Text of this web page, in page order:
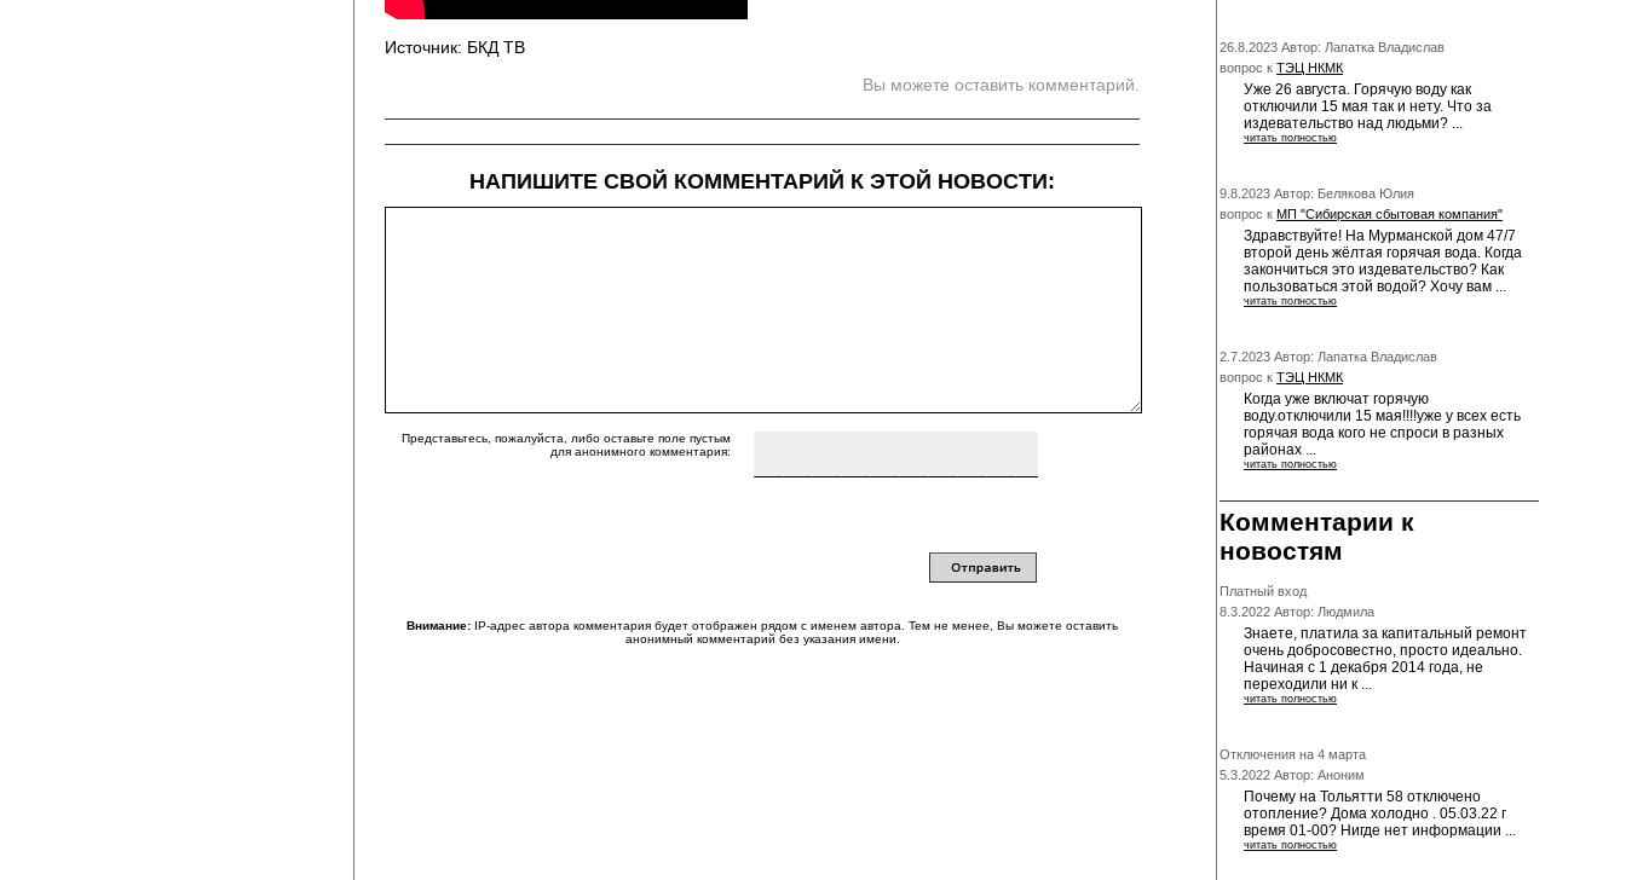
Источник: БКД ТВ
Вы можете оставить комментарий.
НАПИШИТЕ СВОЙ КОММЕНТАРИЙ К ЭТОЙ НОВОСТИ:
Представьтесь, пожалуйста, либо оставьте поле пустым
для анонимного комментария:
Внимание: IP-адрес автора комментария будет отображен рядом с именем автора. Тем не менее, Вы можете оставить
анонимный комментарий без указания имени.
26.8.2023 Автор: Лапатка Владислав
вопрос к ТЭЦ НКМК
Уже 26 августа. Горячую воду как
отключили 15 мая так и нету. Что за
издевательство над людьми? ...
читать полностью
9.8.2023 Автор: Белякова Юлия
вопрос к МП "Сибирская сбытовая компания"
Здравствуйте! На Мурманской дом 47/7
второй день жёлтая горячая вода. Когда
закончиться это издевательство? Как
пользоваться этой водой? Хочу вам ...
читать полностью
2.7.2023 Автор: Лапатка Владислав
вопрос к ТЭЦ НКМК
Когда уже включат горячую
воду.отключили 15 мая!!!!уже у всех есть
горячая вода кого не спроси в разных
районах ...
читать полностью
Комментарии к
новостям
Платный вход
8.3.2022 Автор: Людмила
Знаете, платила за капитальный ремонт
очень добросовестно, просто идеально.
Начиная с 1 декабря 2014 года, не
переходили ни к ...
читать полностью
Отключения на 4 марта
5.3.2022 Автор: Аноним
Почему на Тольятти 58 отключено
отопление? Дома холодно . 05.03.22 г
время 01-00? Нигде нет информации ...
читать полностью